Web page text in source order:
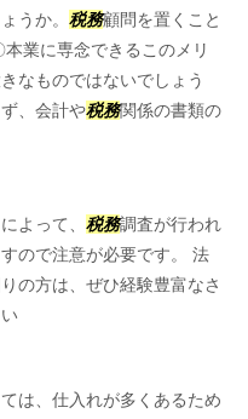
うか。 税務顧問を置くこと
業に専念できるこのメリ
なものではないでしょう
、会計や税務関係の書類の
よって、 税務調査が行われ
ので注意が必要です。 法
の方は、ぜひ経験豊富なさ
は、仕入れが多くあるため